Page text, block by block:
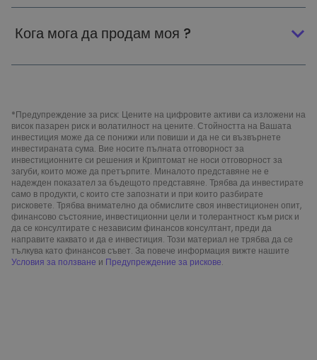
Кога мога да продам моя ?
*Предупреждение за риск: Цените на цифровите активи са изложени на
висок пазарен риск и волатилност на цените. Стойността на Вашата
инвестиция може да се понижи или повиши и да не си възвърнете
инвестираната сума. Вие носите пълната отговорност за
инвестиционните си решения и Криптомат не носи отговорност за
загуби, които може да претърпите. Миналото представяне не е
надежден показател за бъдещото представяне. Трябва да инвестирате
само в продукти, с които сте запознати и при които разбирате
рисковете. Трябва внимателно да обмислите своя инвестиционен опит,
финансово състояние, инвестиционни цели и толерантност към риск и
да се консултирате с независим финансов консултант, преди да
направите каквато и да е инвестиция. Този материал не трябва да се
тълкува като финансов съвет. За повече информация вижте нашите
Условия за ползване и Предупреждение за рискове.